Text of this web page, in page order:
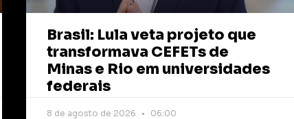
Brasil: Lula veta projeto que
transformava CEFETs de
Minas e Rio em universidades
federais
8 de agosto de 2026 06:00